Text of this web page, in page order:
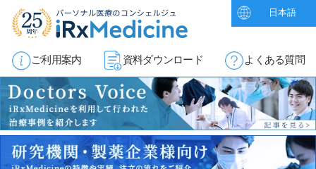
日本語
ご利用案内 資料ダウンロード よくある質問